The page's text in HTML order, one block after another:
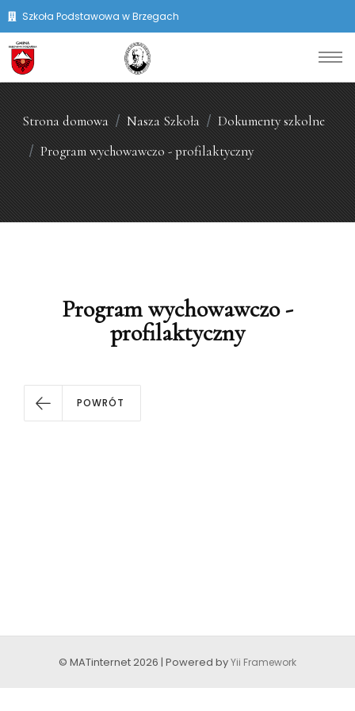
Szkoła Podstawowa w Brzegach
Strona domowa Nasza Szkoła
Dokumenty szkolne
Program wychowawczo - profilaktyczny
Program wychowawczo -
profilaktyczny
POWRÓT
© MATinternet 2026 | Powered byYii Framework